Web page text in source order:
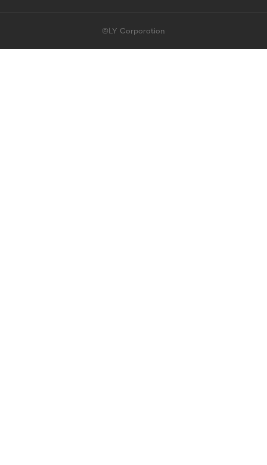
©LY Corporation
このコンテンツは掲載が終了しました | LINE占い